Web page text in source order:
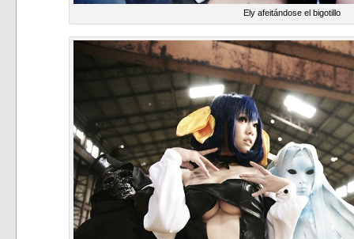
Ely afeitándose el bigotillo